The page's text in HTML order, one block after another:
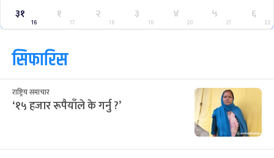
३१
16
१
17
२
18
३
19
४
20
५
21
६
22
सिफारिस
राष्ट्रिय समाचार
‘१५ हजार रूपैयाँले के गर्नु ?’